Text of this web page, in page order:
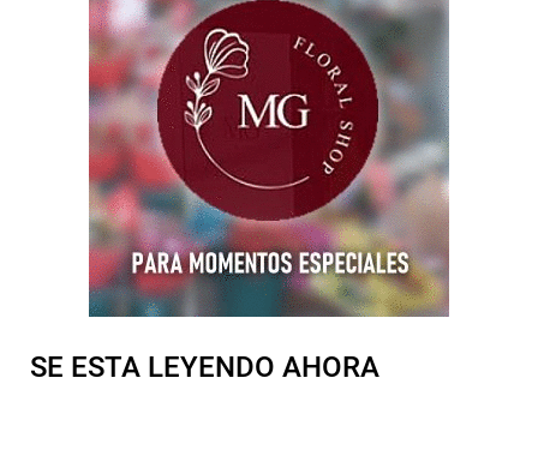
SE ESTA LEYENDO AHORA